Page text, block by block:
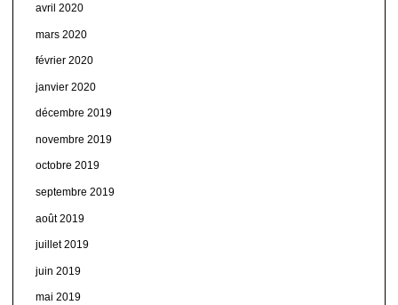
avril 2020
mars 2020
février 2020
janvier 2020
décembre 2019
novembre 2019
octobre 2019
septembre 2019
août 2019
juillet 2019
juin 2019
mai 2019